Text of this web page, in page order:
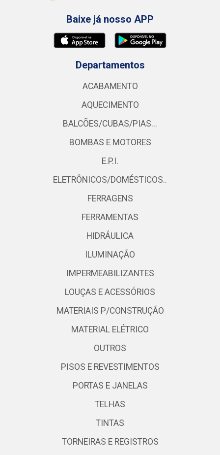
Baixe já nosso APP
Departamentos
ACABAMENTO
AQUECIMENTO
BALCÕES/CUBAS/PIAS...
BOMBAS E MOTORES
E.P.I.
ELETRÔNICOS/DOMÉSTICOS..
FERRAGENS
FERRAMENTAS
HIDRÁULICA
ILUMINAÇÃO
IMPERMEABILIZANTES
LOUÇAS E ACESSÓRIOS
MATERIAIS P/CONSTRUÇÃO
MATERIAL ELÉTRICO
OUTROS
PISOS E REVESTIMENTOS
PORTAS E JANELAS
TELHAS
TINTAS
TORNEIRAS E REGISTROS